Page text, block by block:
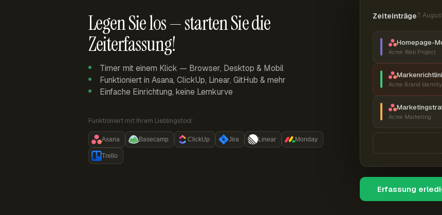
Legen Sie los — starten Sie die
Zeiterfassung!
Timer mit einem Klick — Browser, Desktop & Mobil
Funktioniert in Asana, ClickUp, Linear, GitHub & mehr
Einfache Einrichtung, keine Lernkurve
Funktioniert mit Ihrem Lieblingstool:
Asana Basecamp ClickUp Jira Linear Monday
Trello
Zeiteinträge7.
Homepage-
Acme Web Project
Acme Brand Identity
Acme Marketing
Erfassung